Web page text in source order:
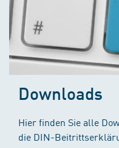
Downloads
Hier finden Sie alle
die DIN-